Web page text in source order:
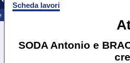
Scheda lavori
SODA Antonio e